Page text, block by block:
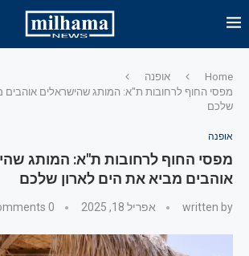
Home
אופנה
מפסי החוף לרחובות ת"א: המותג שהישראלים אוהבים
שלכם
אופנה
מפסי החוף לרחובות ת"א: המותג
אוהבים מביא את הים לארון שלכם
written by אפריל 18, 2025 0 comments